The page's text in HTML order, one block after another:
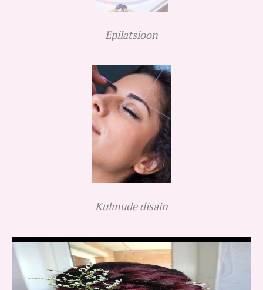
Epilatsioon
Kulmude disain